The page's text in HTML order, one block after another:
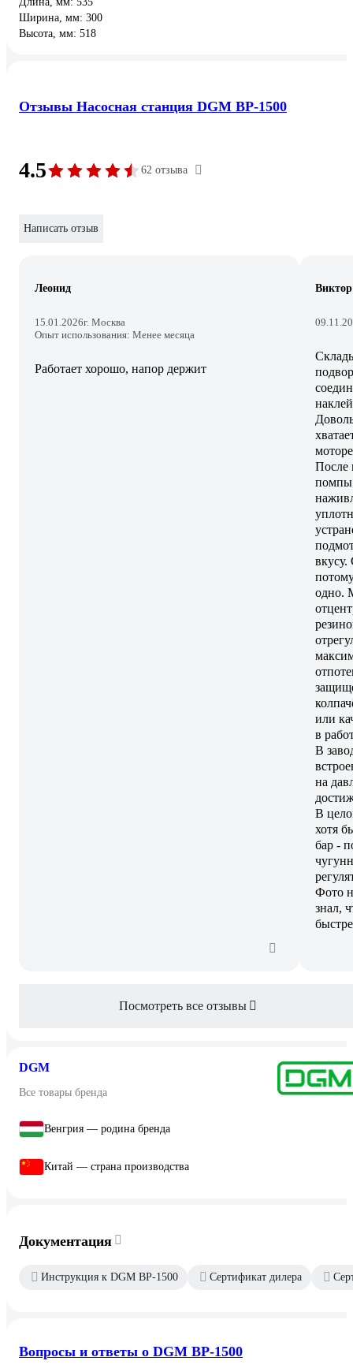
Ширина, мм: 300
Высота, мм: 518
Отзывы Насосная станция DGM BP-1500
4.5 62 отзыва
Написать отзыв
Леонид
15.01.2026г. Москва
Опыт использования: Менее месяца
Работает хорошо, напор держит
После
помпы
вкусу.
одно.
или
в
В
на
В
хотя
бар -
Фото
знал,
Посмотреть все отзывы
DGM
Все товары бренда
Венгрия — родина бренда
Китай — страна производства
Документация
Инструкция к DGM BP-1500 Сертификат дилера
Вопросы и ответы о DGM BP-1500